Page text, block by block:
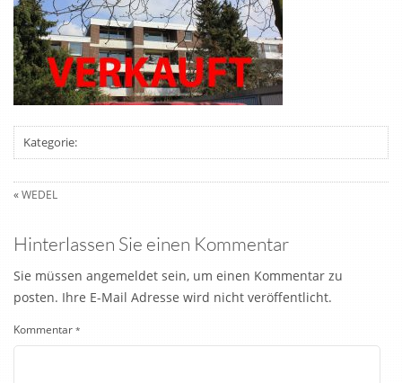
Kategorie:
«WEDEL
Hinterlassen Sie einen Kommentar
Sie müssen angemeldet sein, um einen Kommentar zu
posten. Ihre E-Mail Adresse wird nicht veröffentlicht.
Kommentar *